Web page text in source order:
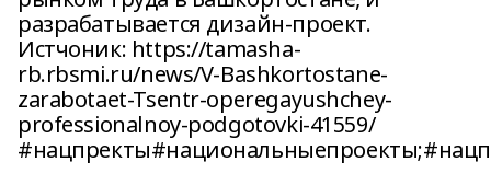
разрабатывается дизайн-проект.
Истчоник: https://tamasha-
rb.rbsmi.ru/news/V-Bashkortostane-
zarabotaet-Tsentr-operegayushchey-
professionalnoy-podgotovki-41559/